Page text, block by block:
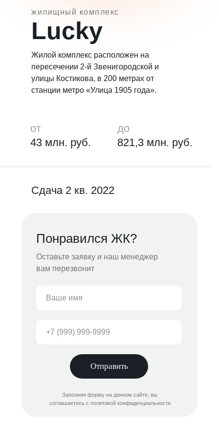
Оставьте заявку и наш менеджер
вам перезвонит
Понравился ЖК?
Заполняя форму на данном сайте, вы
соглашаетесь с политикой конфиденциальности
Жилой комплекс расположен на
пересечении 2-й Звенигородской и
улицы Костикова, в 200 метрах от
станции метро «Улица 1905 года».
жилищный комплекс
Lucky
43 млн. руб.
Сдача 2 кв. 2022
821,3 млн. руб.
от до
Отправить